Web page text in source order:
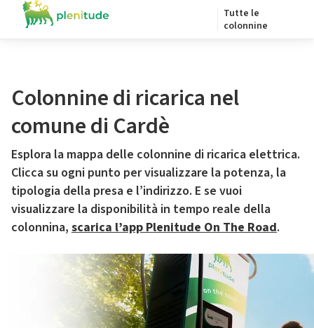
Tutte le
colonnine
Colonnine di ricarica nel
comune di Cardè
Esplora la mappa delle colonnine di ricarica elettrica.
Clicca su ogni punto per visualizzare la potenza, la
tipologia della presa e l’indirizzo. E se vuoi
visualizzare la disponibilità in tempo reale della
colonnina, scarica l’app Plenitude On The Road.